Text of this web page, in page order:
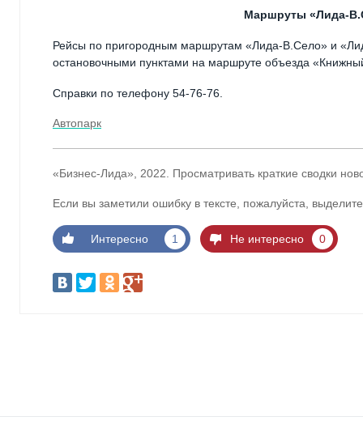
Маршруты «Лида-
Рейсы по пригородным маршрутам «Лида-В.Село» и
остановочными пунктами на маршруте объезда
Справки по телефону 54-76-76.
Автопарк
«Бизнес-Лида», 2022. Просматривать краткие сводки
Если вы заметили ошибку в тексте, пожалуйста,
Интересно 1 Не интересно 0